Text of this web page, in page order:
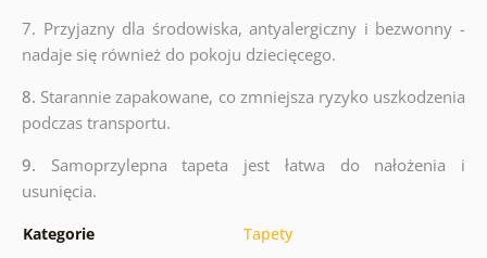
7. Przyjazny dla środowiska, antyalergiczny i bezwonny -
nadaje się również do pokoju dziecięcego.
8. Starannie zapakowane, co zmniejsza ryzyko uszkodzenia
podczas transportu.
9. Samoprzylepna tapeta jest łatwa do nałożenia i
usunięcia.
Kategorie Tapety